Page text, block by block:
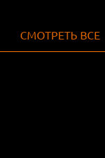
СМОТРЕТЬ ВСЕ